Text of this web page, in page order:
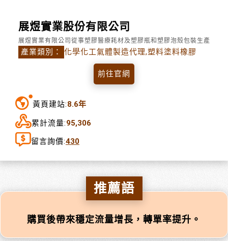
展煜實業股份有限公司
展煜實業有限公司從事塑膠醫療耗材及塑膠瓶和塑膠泡殼包裝生產
產業類別： 化學化工氣體製造代理,塑料塗料橡膠
前往官網
黃頁建站:8.6年
累計流量:95,306
留言詢價:430
推薦語
購買後帶來穩定流量增長，轉單率提升。